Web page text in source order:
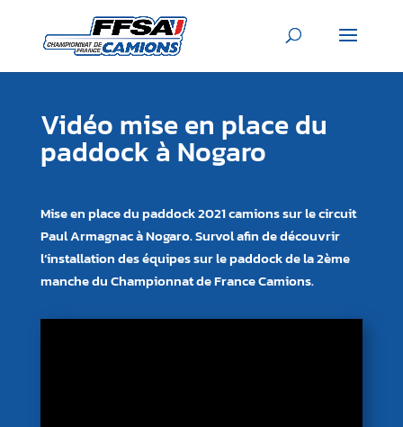
Vidéo mise en place du
paddock à Nogaro
Mise en place du paddock 2021 camions sur le circuit
Paul Armagnac à Nogaro. Survol afin de découvrir
l’installation des équipes sur le paddock de la 2ème
manche du Championnat de France Camions.